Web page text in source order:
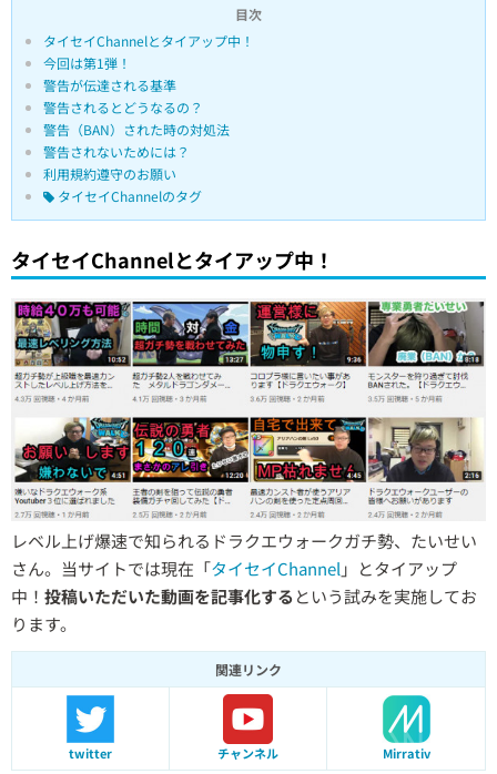
目次
タイセイChannelとタイアップ中！
今回は第1弾！
警告が伝達される基準
警告されるとどうなるの？
警告（BAN）された時の対処法
警告されないためには？
利用規約遵守のお願い
タイセイChannelのタグ
タイセイChannelとタイアップ中！
レベル上げ爆速で知られるドラクエウォークガチ勢、たいせい
さん。当サイトでは現在「タイセイChannel 」とタイアップ
中！ 投稿いただいた動画を記事化するという試みを実施してお
ります。
関連リンク
twitter チャンネル Mirrativ